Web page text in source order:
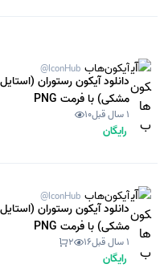
آیکون‌هاب @IconHub
دانلود آیکون رستوران
مشکی) با فرمت PNG
1 سال قبل 10
رایگان
آیکون‌هاب @IconHub
دانلود آیکون رستوران
مشکی) با فرمت PNG
1 سال قبل 16
2
رایگان